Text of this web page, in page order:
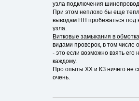
узла подключения
При этом неплохо бы еще
выводам НН пробежаться под
узла.
Витковые замыкания в
видами проверок, в том числе
- это если возможно взять
каждому.
Про опыты ХХ и КЗ ничего не
очень.